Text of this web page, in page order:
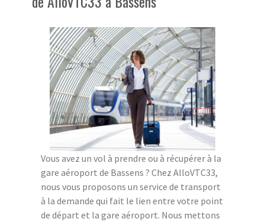
Vous avez un vol à prendre ou à récupérer à la
gare aéroport de Bassens ? Chez AlloVTC33,
nous vous proposons un service de transport
à la demande qui fait le lien entre votre point
de départ et la gare aéroport. Nous mettons